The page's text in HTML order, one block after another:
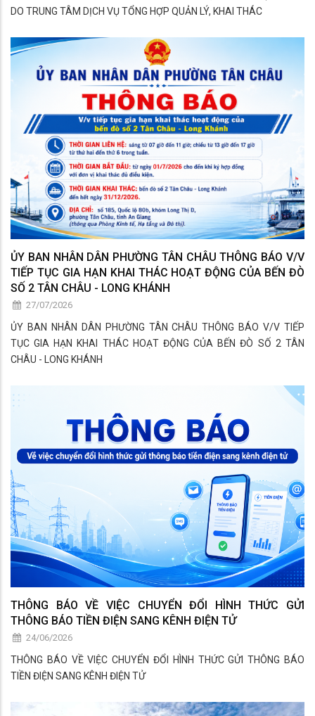
DO TRUNG TÂM DỊCH VỤ TỔNG HỢP QUẢN LÝ, KHAI THÁC
ỦY BAN NHÂN DÂN PHƯỜNG TÂN CHÂU THÔNG BÁO V/V
TIẾP TỤC GIA HẠN KHAI THÁC HOẠT ĐỘNG CỦA BẾN ĐÒ
SỐ 2 TÂN CHÂU - LONG KHÁNH
27/07/2026
ỦY BAN NHÂN DÂN PHƯỜNG TÂN CHÂU THÔNG BÁO V/V TIẾP
TỤC GIA HẠN KHAI THÁC HOẠT ĐỘNG CỦA BẾN ĐÒ SỐ 2 TÂN
CHÂU - LONG KHÁNH
THÔNG BÁO VỀ VIỆC CHUYỂN ĐỔI HÌNH THỨC GỬI
THÔNG BÁO TIỀN ĐIỆN SANG KÊNH ĐIỆN TỬ
24/06/2026
THÔNG BÁO VỀ VIỆC CHUYỂN ĐỔI HÌNH THỨC GỬI THÔNG BÁO
TIỀN ĐIỆN SANG KÊNH ĐIỆN TỬ